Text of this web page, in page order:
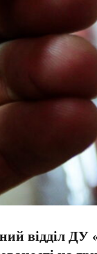
відділ